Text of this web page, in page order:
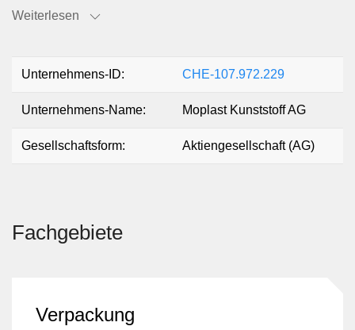
Wellkartonverpackungen, Selbstklebebänder oder Folien
Verpackungsmaterial
Weiterlesen
Unternehmens-ID: CHE-107.972.229
Unternehmens-Name: Moplast Kunststoff AG
Gesellschaftsform: Aktiengesellschaft (AG)
Fachgebiete
Verpackung